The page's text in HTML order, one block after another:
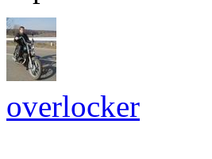
overlocker